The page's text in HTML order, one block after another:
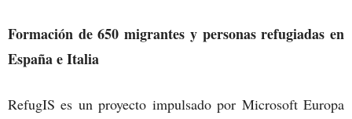
Formación de 650 migrantes y personas refugiadas en
España e Italia
RefugIS es un proyecto impulsado por Microsoft Europa